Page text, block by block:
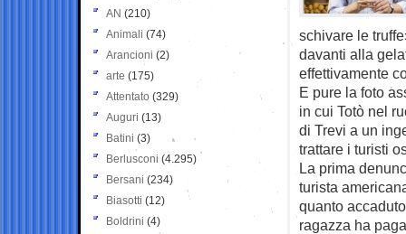
schivare le
davanti alla
effettivamente
E pure la foto
in cui Totò nel
di Trevi a un
trattare i turisti
La prima
turista
quanto
ragazza ha
AN (210)
Animali (74)
Arancioni (2)
arte (175)
Attentato (329)
Auguri (13)
Batini (3)
Berlusconi (4.295)
Bersani (234)
Biasotti (12)
Boldrini (4)